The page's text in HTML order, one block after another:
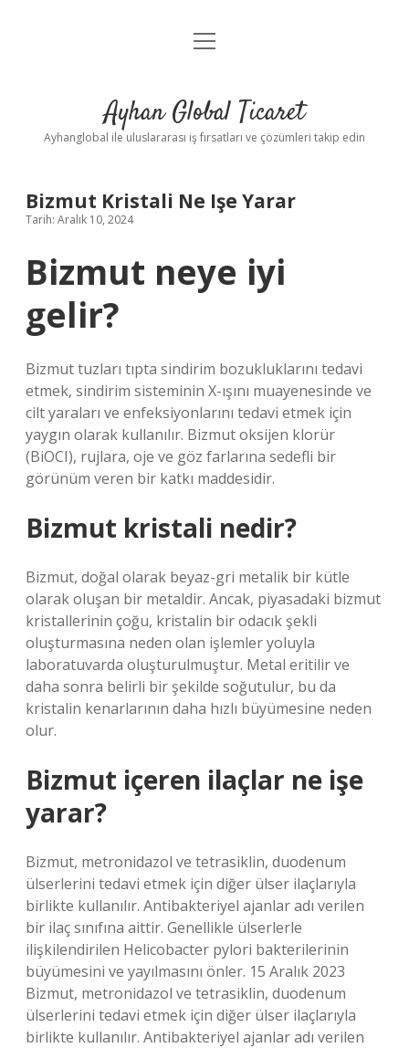
Anasayfa
Yasal Uyarı
menüyü
Ayhan Global Ticaret
Ayhanglobal ile uluslararası iş fırsatları ve çözümleri takip edin
Bizmut Kristali Ne Işe Yarar
Tarih: Aralık 10, 2024
Bizmut neye iyi
gelir?
Bizmut tuzları tıpta sindirim bozukluklarını tedavi
etmek, sindirim sisteminin X-ışını muayenesinde ve
cilt yaraları ve enfeksiyonlarını tedavi etmek için
yaygın olarak kullanılır. Bizmut oksijen klorür
(BiOCI), rujlara, oje ve göz farlarına sedefli bir
görünüm veren bir katkı maddesidir.
Bizmut kristali nedir?
Bizmut, doğal olarak beyaz-gri metalik bir kütle
olarak oluşan bir metaldir. Ancak, piyasadaki bizmut
kristallerinin çoğu, kristalin bir odacık şekli
oluşturmasına neden olan işlemler yoluyla
laboratuvarda oluşturulmuştur. Metal eritilir ve
daha sonra belirli bir şekilde soğutulur, bu da
kristalin kenarlarının daha hızlı büyümesine neden
olur.
Bizmut içeren ilaçlar ne işe
yarar?
Bizmut, metronidazol ve tetrasiklin, duodenum
ülserlerini tedavi etmek için diğer ülser ilaçlarıyla
birlikte kullanılır. Antibakteriyel ajanlar adı verilen
bir ilaç sınıfına aittir. Genellikle ülserlerle
ilişkilendirilen Helicobacter pylori bakterilerinin
büyümesini ve yayılmasını önler. 15 Aralık 2023
Bizmut, metronidazol ve tetrasiklin, duodenum
ülserlerini tedavi etmek için diğer ülser ilaçlarıyla
birlikte kullanılır. Antibakteriyel ajanlar adı verilen